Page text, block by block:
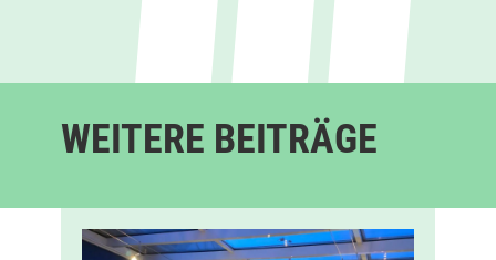
WEITERE BEITRÄGE